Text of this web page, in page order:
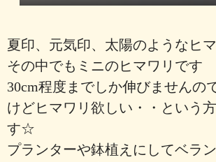
夏印、元気印、太陽のようなヒ
その中でもミニのヒマワリです
30cm程度までしか伸びませんの
けどヒマワリ欲しい・・という
す☆
プランターや鉢植えにしてベラ